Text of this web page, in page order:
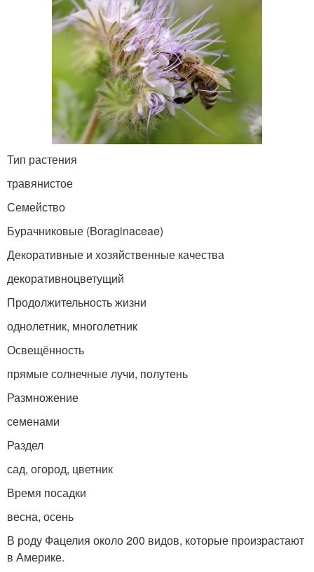
Тип растения
травянистое
Семейство
Бурачниковые (Boraginaceae)
Декоративные и хозяйственные качества
декоративноцветущий
Продолжительность жизни
однолетник, многолетник
Освещённость
прямые солнечные лучи, полутень
Размножение
семенами
Раздел
сад, огород, цветник
Время посадки
весна, осень
В роду Фацелия около 200 видов, которые произрастают
в Америке.